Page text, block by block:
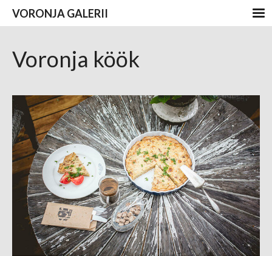
VORONJA GALERII
Voronja köök